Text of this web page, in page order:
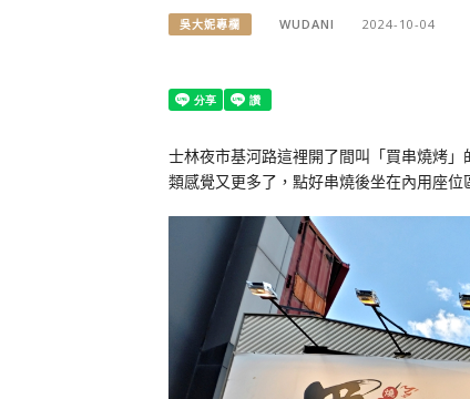
吳大妮專欄 WUDANI 2024-10-04
士林夜市基河路這裡開了間叫「買串燒烤
類感覺又更多了，點好串燒後坐在內用座